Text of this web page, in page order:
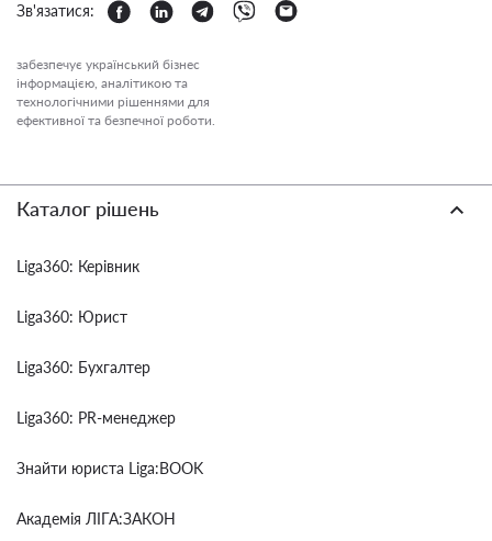
Зв'язатися:
забезпечує український бізнес
інформацією, аналітикою та
технологічними рішеннями для
ефективної та безпечної роботи.
Каталог рішень
Liga360: Керівник
Liga360: Юрист
Liga360: Бухгалтер
Liga360: PR-менеджер
Знайти юриста Liga:BOOK
Академія ЛІГА:ЗАКОН